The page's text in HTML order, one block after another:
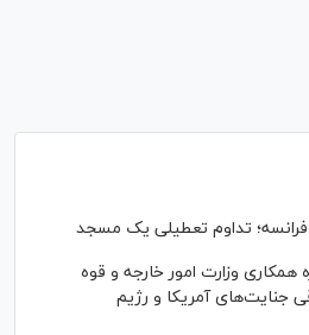
تداوم تعطیلی یک مسجد
همکاری وزارت امور خارجه و قوه
جنایت‌های آمریکا و رژیم